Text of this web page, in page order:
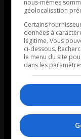
nous-mêmes
géolocalisation
Certains
données à
légitime. Vous
ci-dessous.
le menu du site
dans les